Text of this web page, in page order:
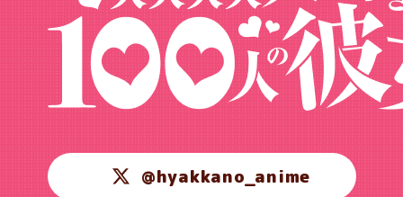
@hyakkano_anime